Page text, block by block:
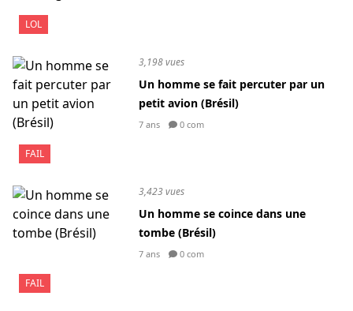
LOL
FAIL
3,198 vues
Un homme se fait percuter par un
petit avion (Brésil)
7 ans 0 com
FAIL
3,423 vues
Un homme se coince dans une
tombe (Brésil)
7 ans 0 com